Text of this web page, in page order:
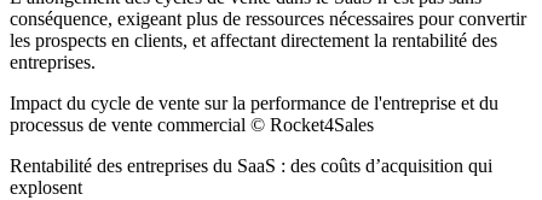
conséquence, exigeant plus de ressources nécessaires pour convertir
les prospects en clients, et affectant directement la rentabilité des
entreprises.
Impact du cycle de vente sur la performance de l'entreprise et du
processus de vente commercial © Rocket4Sales
Rentabilité des entreprises du SaaS : des coûts d’acquisition qui
explosent